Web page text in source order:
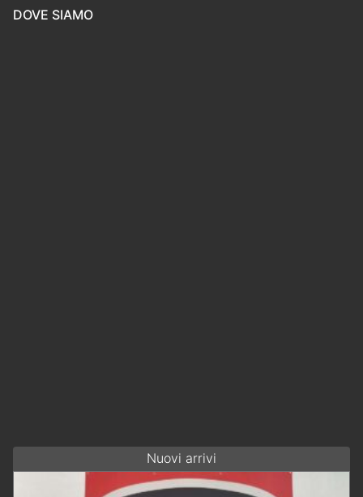
DOVE SIAMO
Nuovi arrivi